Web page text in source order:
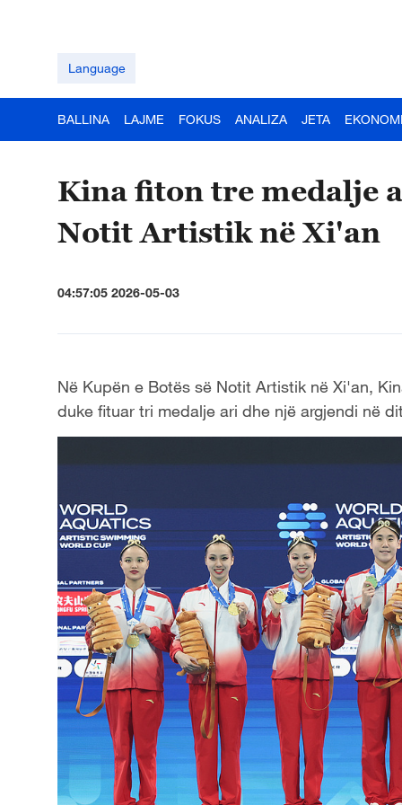
Language
BALLINA LAJME FOKUS ANALIZA JETA
Kina fiton tre medalje
Notit Artistik në Xi'an
04:57:05 2026-05-03
Në Kupën e Botës së Notit Artistik në Xi'an,
duke fituar tri medalje ari dhe një argjendi në